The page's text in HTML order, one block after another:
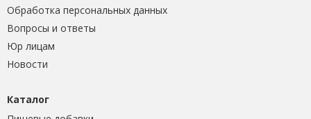
Обработка персональных данных
Вопросы и ответы
Юр лицам
Новости
Каталог